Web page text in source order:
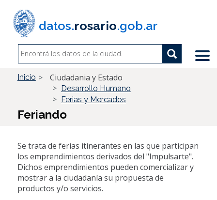
contenido
principal
datos.rosario.gob.ar
Buscar Search
Inicio Ciudadania y Estado
Desarrollo Humano
Ferias y Mercados
Feriando
Se trata de ferias itinerantes en las que participan
los emprendimientos derivados del "Impulsarte".
Dichos emprendimientos pueden comercializar y
mostrar a la ciudadanía su propuesta de
productos y/o servicios.